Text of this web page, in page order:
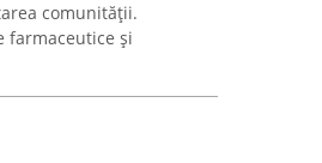
comunității.
farmaceutice și